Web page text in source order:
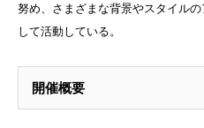
努め、さまざまな背景やスタイル
して活動している。
開催概要